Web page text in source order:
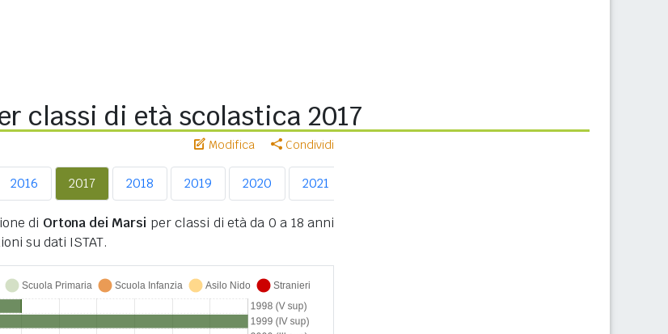
classi di età scolastica 2017
Modifica Condividi
2016 2017 2018 2019 2020 2021
di Ortona dei Marsi per classi di età da 0 a 18 anni
su dati ISTAT.